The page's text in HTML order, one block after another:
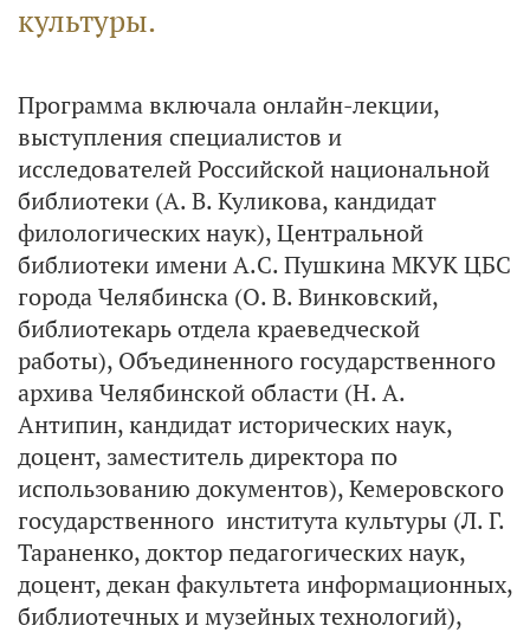
культуры.
Программа включала онлайн-лекции,
выступления специалистов и
исследователей Российской национальной
библиотеки (А. В. Куликова, кандидат
филологических наук), Центральной
библиотеки имени А.С. Пушкина МКУК ЦБС
города Челябинска (О. В. Винковский,
библиотекарь отдела краеведческой
работы), Объединенного государственного
архива Челябинской области (Н. А.
Антипин, кандидат исторических наук,
доцент, заместитель директора по
использованию документов), Кемеровского
государственного института культуры (Л. Г.
Тараненко, доктор педагогических наук,
доцент, декан факультета информационных,
библиотечных и музейных технологий),